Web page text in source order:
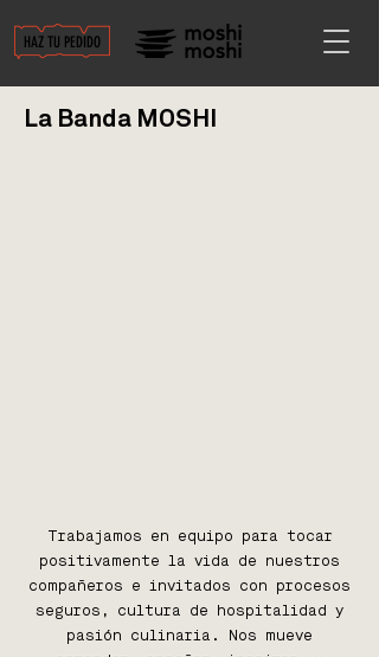
HAZ TU PEDIDO
La Banda MOSHI
Trabajamos en equipo para tocar
positivamente la vida de nuestros
compañeros e invitados con procesos
seguros, cultura de hospitalidad y
pasión culinaria. Nos mueve